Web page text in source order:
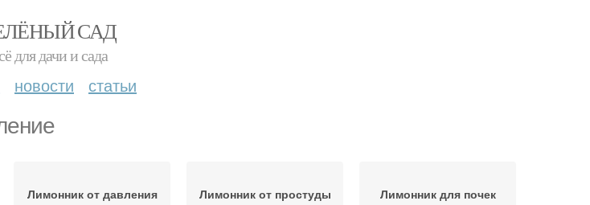
САД
для дачи и сада
новости статьи
Лимонник от давления Лимонник от простуды Лимонник для почек